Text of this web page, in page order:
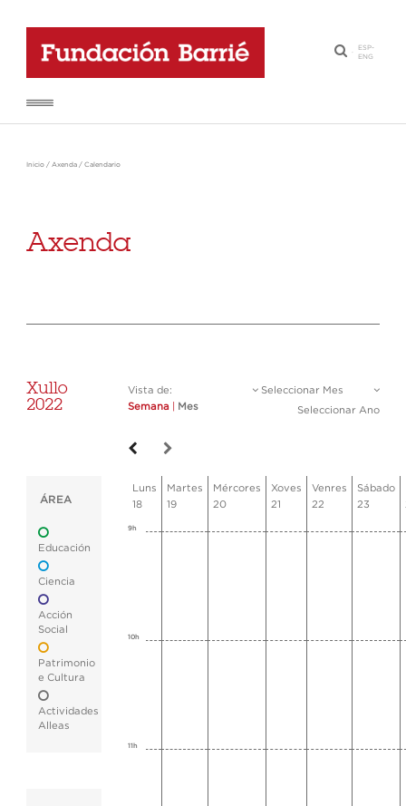
·
ESP-
ENG
Inicio / Axenda / Calendario
Axenda
Xullo
2022
Vista de:
Semana
Mes
Seleccionar Mes
Seleccionar Ano
ÁREA
Educación
Ciencia
Acción
Social
Patrimonio
e Cultura
Actividades
Alleas
Luns
18
Martes
19
Mércores
20
Xoves
21
Venres
22
Sábado
23
9h
10h
11h